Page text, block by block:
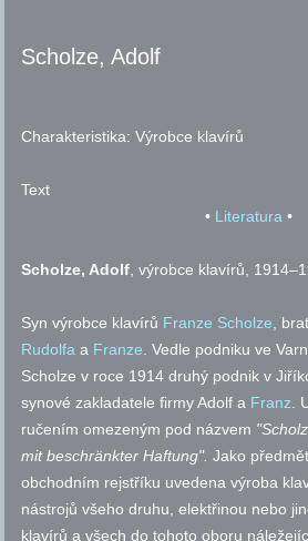
Scholze, Adolf
Charakteristika:Výrobce klavírů
Text
• Literatura•
Scholze, Adolf, výrobce klavírů,
Syn výrobce klavírů Franze Scholze,
Rudolfa a Franze. Vedle podniku ve
Scholze v roce 1914 druhý podnik v
synové zakladatele firmy Adolf a Franz.
ručením omezeným pod názvem
mit beschränkter Haftung".Jako
obchodním rejstříku uvedena výroba
nástrojů všeho druhu, elektřinou nebo
klavírů a všech do tohoto oboru